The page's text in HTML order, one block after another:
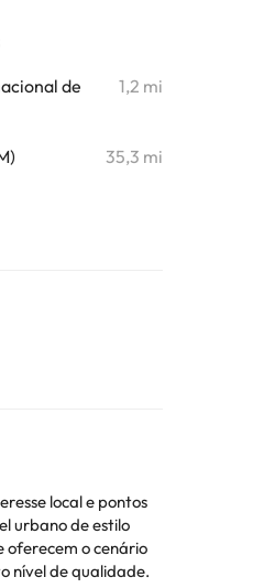
de
1,2 mi
35,3 mi
local e pontos
urbano de estilo
oferecem o cenário
nível de qualidade.